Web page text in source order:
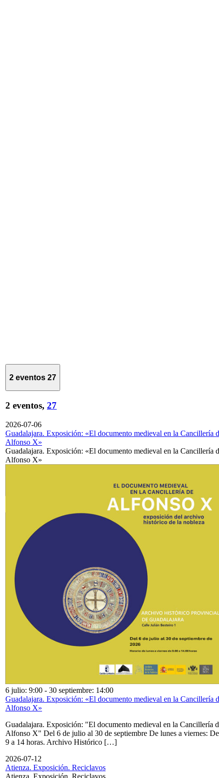
2 eventos 27
2 eventos, 27
2026-07-06
Guadalajara. Exposición: «El documento medieval en la Cancillería
Alfonso X»
Guadalajara. Exposición: «El documento medieval en la Cancillería
Alfonso X»
6 julio: 9:00 - 30 septiembre: 14:00
Guadalajara. Exposición: «El documento medieval en la Cancillería
Alfonso X»
Guadalajara. Exposición: "El documento medieval en la Cancillería
Alfonso X" Del 6 de julio al 30 de septiembre De lunes a viernes: De
9 a 14 horas. Archivo Histórico […]
2026-07-12
Atienza. Exposición. Reciclavos
Atienza. Exposición. Reciclavos